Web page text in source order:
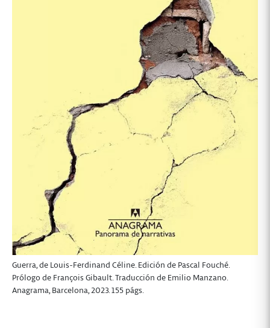
Guerra, de Louis-Ferdinand Céline. Edición de Pascal Fouché.
Prólogo de François Gibault. Traducción de Emilio Manzano.
Anagrama, Barcelona, 2023. 155 págs.